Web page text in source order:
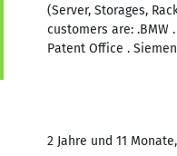
(Server, Storages,
customers are: .BMW
Patent Office .
2 Jahre und 11